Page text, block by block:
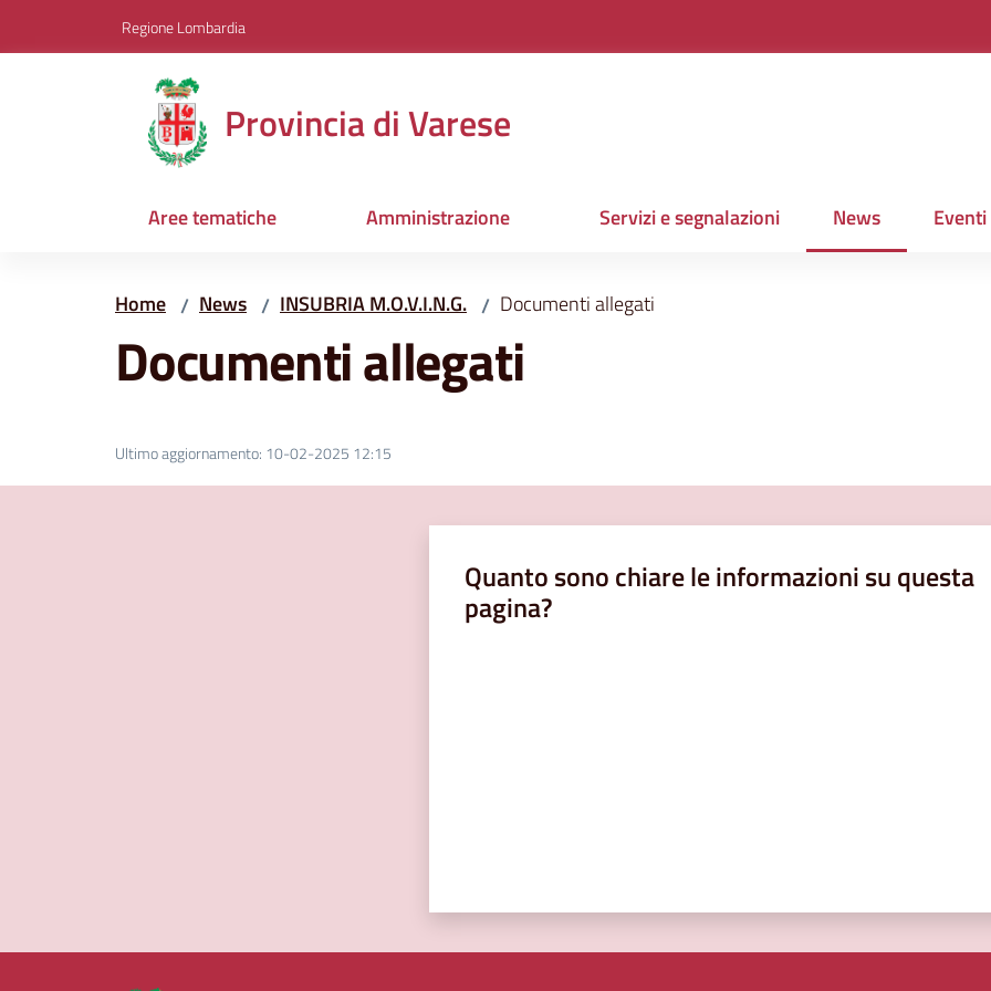
Regione Lombardia
Provincia di Varese
Aree tematiche Amministrazione Servizi e segnalazioni News
Menu selezionato
Eventi
Home / News / INSUBRIA M.O.V.I.N.G. / Documenti allegati
Documenti allegati
Ultimo aggiornamento: 10-02-2025 12:15
Quanto sono chiare le informazioni su questa
pagina?